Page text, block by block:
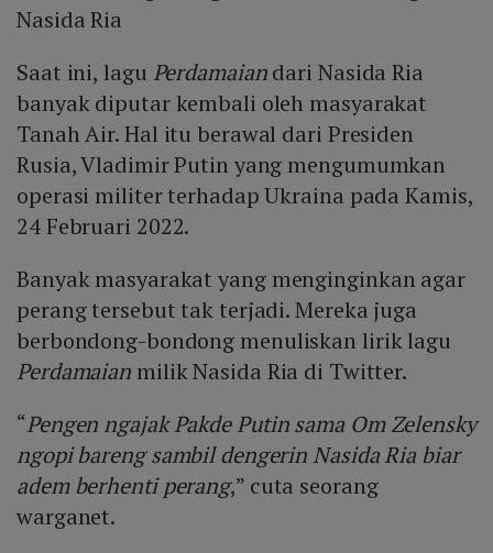
Nasida Ria
Saat ini, lagu Perdamaiandari Nasida Ria
banyak diputar kembali oleh masyarakat
Tanah Air. Hal itu berawal dari Presiden
Rusia, Vladimir Putin yang mengumumkan
operasi militer terhadap Ukraina pada Kamis,
24 Februari 2022.
Banyak masyarakat yang menginginkan agar
perang tersebut tak terjadi. Mereka juga
berbondong-bondong menuliskan lirik lagu
Perdamaian milik Nasida Ria di Twitter.
“Pengen ngajak Pakde Putin sama Om Zelensky
ngopi bareng sambil dengerin Nasida Ria biar
adem berhenti perang,” cuta seorang
warganet.